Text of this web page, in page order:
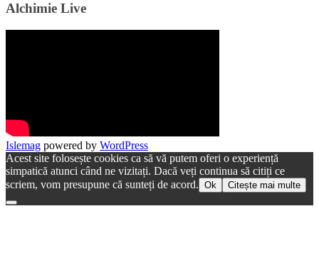
Alchimie Live
Islemag powered by WordPress
Acest site folosește cookies ca să vă putem oferi o experiență
simpatică atunci când ne vizitați. Dacă veți continua să citiți ce
scriem, vom presupune că sunteți de acord. Ok Citește mai multe